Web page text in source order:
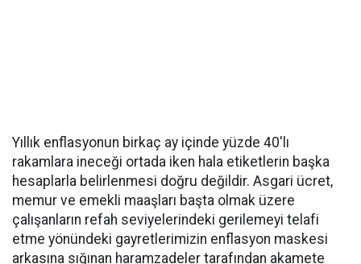
Yıllık enflasyonun birkaç ay içinde yüzde 40'lı
rakamlara ineceği ortada iken hala etiketlerin başka
hesaplarla belirlenmesi doğru değildir. Asgari ücret,
memur ve emekli maaşları başta olmak üzere
çalışanların refah seviyelerindeki gerilemeyi telafi
etme yönündeki gayretlerimizin enflasyon maskesi
arkasına sığınan haramzadeler tarafından akamete